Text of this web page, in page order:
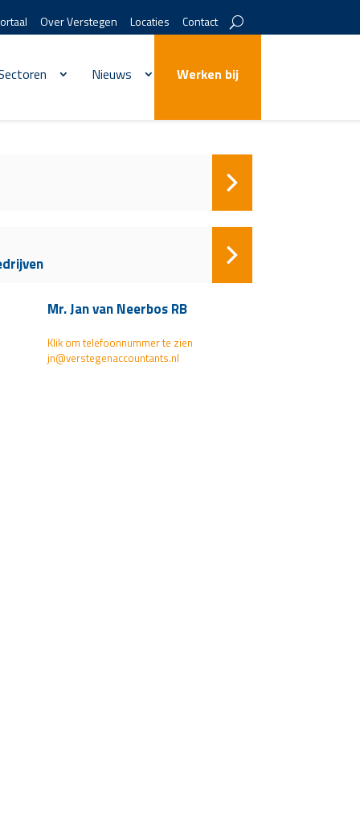
Over Verstegen Locaties Contact
Nieuws Werken bij
Mr. Jan van Neerbos RB
Klik om telefoonnummer te zien
jn@verstegenaccountants.nl